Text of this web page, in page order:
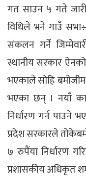
गत साउन ५ गते
विधिले भने गाउँ
संकलन गर्ने
स्थानीय सरकार
भएकाले सोहि
भएका छन् । नयाँ
निर्धारण गर्न पाउने
प्रदेश सरकारले
७ रुपैंया निर्धारण
प्रशासकीय अधिकृत